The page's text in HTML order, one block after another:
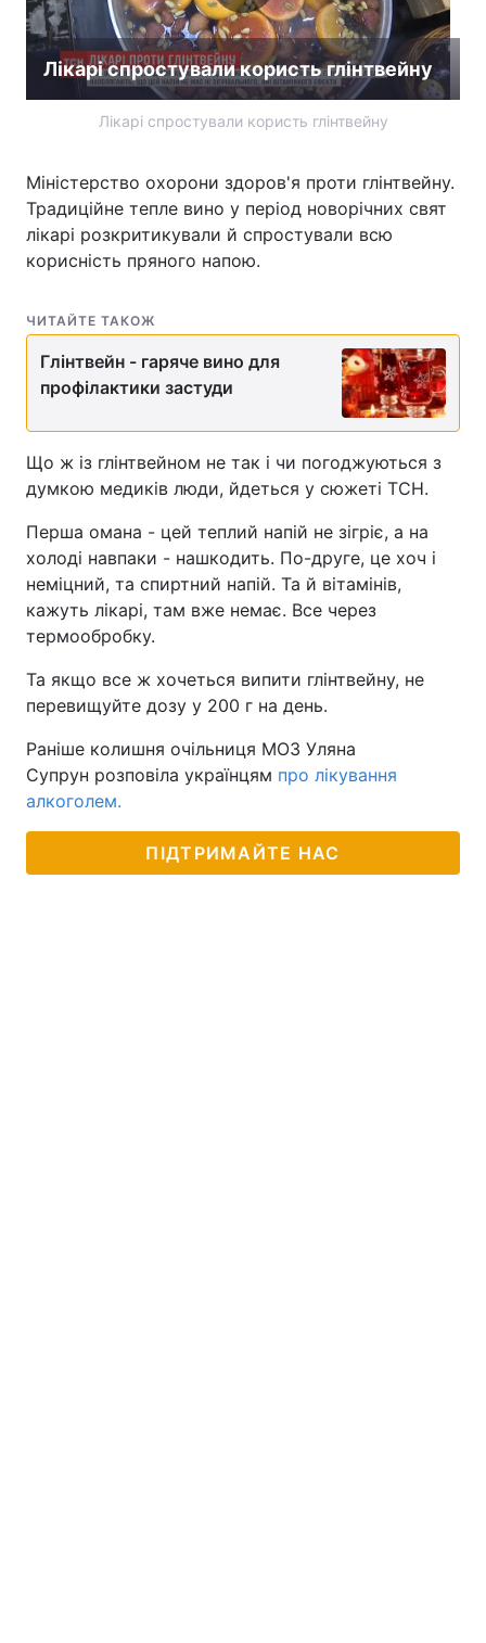
Лікарі спростували користь глінтвейну
Лікарі спростували користь глінтвейну
Міністерство охорони здоров'я проти глінтвейну.
Традиційне тепле вино у період новорічних свят
лікарі розкритикували й спростували всю
корисність пряного напою.
ЧИТАЙТЕ ТАКОЖ
Глінтвейн - гаряче вино для
профілактики застуди
Що ж із глінтвейном не так і чи погоджуються з
думкою медиків люди, йдеться у сюжеті ТСН.
Перша омана - цей теплий напій не зігріє, а на
холоді навпаки - нашкодить. По-друге, це хоч і
неміцний, та спиртний напій. Та й вітамінів,
кажуть лікарі, там вже немає. Все через
термообробку.
Та якщо все ж хочеться випити глінтвейну, не
перевищуйте дозу у 200 г на день.
Раніше колишня очільниця МОЗ Уляна
Супрун розповіла українцям про лікування
алкоголем.
ПІДТРИМАЙТЕ НАС